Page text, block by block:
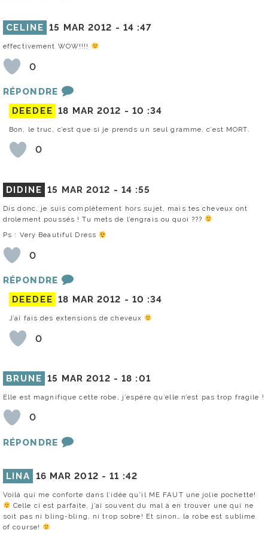
CELINE 15 MAR 2012 - 14 :47
effectivement WOW!!!!
0
RÉPONDRE
DEEDEE 18 MAR 2012 - 10 :34
Bon, le truc, c’est que si je prends un seul gramme, c’est MORT.
0
DIDINE 15 MAR 2012 - 14 :55
Dis donc, je suis complètement hors sujet, mais tes cheveux ont
drolement poussés ! Tu mets de l’engrais ou quoi ???
Ps : Very Beautiful Dress
0
RÉPONDRE
DEEDEE 18 MAR 2012 - 10 :34
J’ai fais des extensions de cheveux
0
BRUNE 15 MAR 2012 -18 :01
Elle est magnifique cette robe, j’espère qu’elle n’est pas trop fragile !
0
RÉPONDRE
LINA 16 MAR 2012 -11 :42
Voilà qui me conforte dans l’idée qu’il ME FAUT une jolie pochette!
Celle ci est parfaite, j’ai souvent du mal à en trouver une qui ne
soit pas ni bling-bling, ni trop sobre! Et sinon… la robe est sublime
of course!